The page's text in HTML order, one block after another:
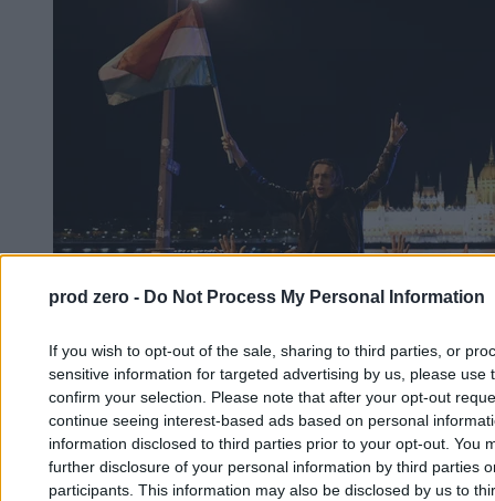
prod zero - Do Not Process My Personal Information
If you wish to opt-out of the sale, sharing to third parties, or
sensitive information for targeted advertising by us, please use
confirm your selection. Please note that after your opt-out
continue seeing interest-based ads based on personal
information disclosed to third parties prior to your opt-out. You
further disclosure of your personal information by third parties
participants. This information may also be disclosed by us to
Węgrzy kończą liczyć głosy. Bolesna porażka
Orbána